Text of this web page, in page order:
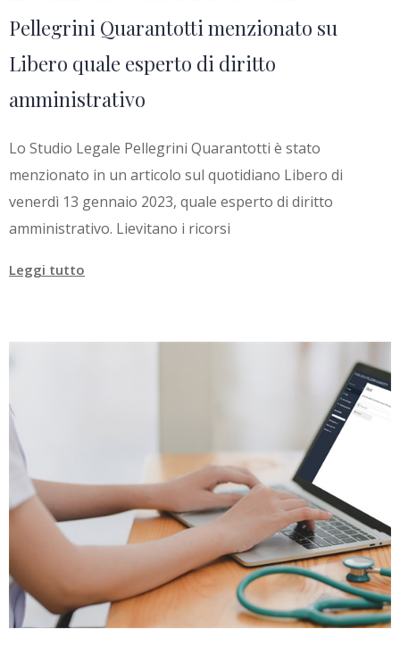
Pellegrini Quarantotti menzionato su
Libero quale esperto di diritto
amministrativo
Lo Studio Legale Pellegrini Quarantotti è stato
menzionato in un articolo sul quotidiano Libero di
venerdì 13 gennaio 2023, quale esperto di diritto
amministrativo. Lievitano i ricorsi
Leggi tutto